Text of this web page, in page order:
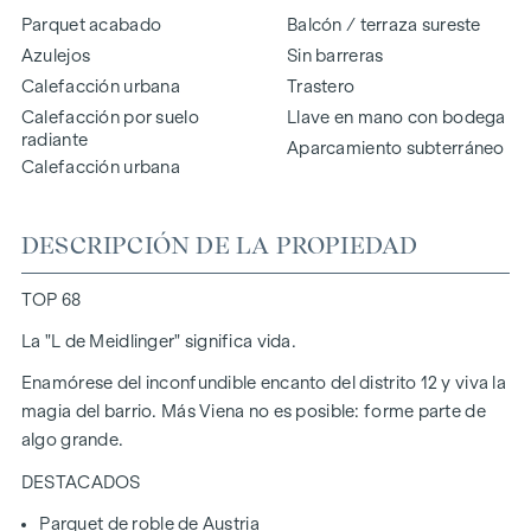
Parquet acabado
Azulejos
Calefacción urbana
Calefacción por suelo
radiante
Calefacción urbana
Balcón / terraza sureste
Sin barreras
Trastero
Llave en mano con bodega
Aparcamiento subterráneo
DESCRIPCIÓN DE LA PROPIEDAD
TOP 68
La "L de Meidlinger" significa vida.
Enamórese del inconfundible encanto del distrito 12 y viva la
magia del barrio. Más Viena no es posible: forme parte de
algo grande.
DESTACADOS
Parquet de roble de Austria